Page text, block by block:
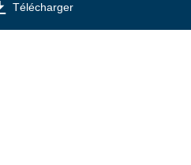
Télécharger